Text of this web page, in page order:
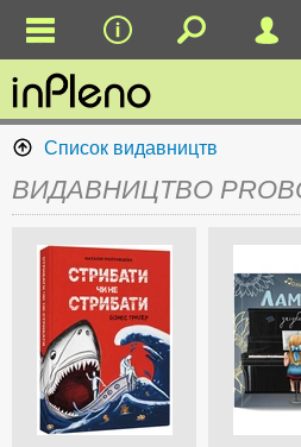
Список видавництв
ВИДАВНИЦТВО